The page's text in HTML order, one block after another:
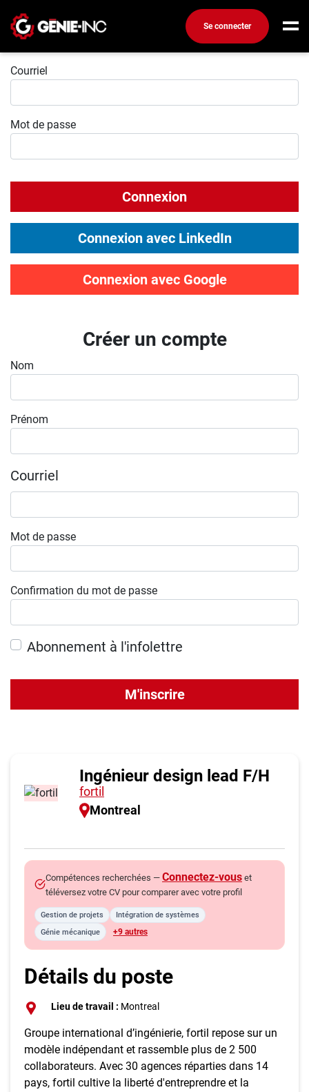
Se connecter
Connexion
Emplois
Ma boîte à outils
Conseils carrière
Métiers
Nos chroniques
Publiez une offre d'emploi
Connexion
Courriel
Mot de passe
Connexion
Connexion avec LinkedIn
Connexion avec Google
Créer un compte
Nom
Prénom
Courriel
Mot de passe
Confirmation du mot de passe
Abonnement à l'infolettre
M'inscrire
Ingénieur design lead F/H
fortil
Montreal
Compétences recherchées — Connectez-vous et
téléversez votre CV pour comparer avec votre profil
Gestion de projets
Intégration de systèmes
Génie mécanique
+9 autres
Détails du poste
Lieu de travail : Montreal
Groupe international d’ingénierie, fortil repose sur un
modèle indépendant et rassemble plus de 2 500
collaborateurs. Avec 30 agences réparties dans 14
pays, fortil cultive la liberté d'entreprendre et la